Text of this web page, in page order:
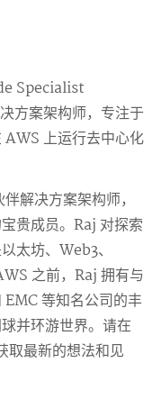
Specialist
案架构师，专注于
上运行去中心化
解决方案架构师，
贵成员。Raj 对探索
太坊、Web3、
之前，Raj 拥有与
等知名公司的丰
并环游世界。请在
最新的想法和见